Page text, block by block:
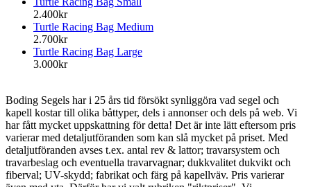
2.400kr
Turtle Racing Bag Medium
2.700kr
Turtle Racing Bag Large
3.000kr
Boding Segels har i 25 års tid försökt synliggöra vad segel och
kapell kostar till olika båttyper, dels i annonser och dels på web. Vi
har fått mycket uppskattning för detta! Det är inte lätt eftersom pris
varierar med detaljutföranden som kan slå mycket på priset. Med
detaljutföranden avses t.ex. antal rev & lattor; travarsystem och
travarbeslag och eventuella travarvagnar; dukkvalitet dukvikt och
fiberval; UV-skydd; fabrikat och färg på kapellväv. Pris varierar